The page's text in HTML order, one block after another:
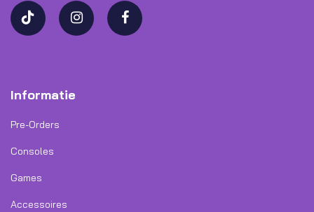
Informatie
Pre-Orders
Consoles
Games
Accessoires